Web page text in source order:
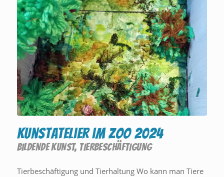
Kunstatelier im Zoo 2024
BILDENDE KUNST, TIERBESCHÄFTIGUNG
Tierbeschäftigung und Tierhaltung Wo kann man Tiere